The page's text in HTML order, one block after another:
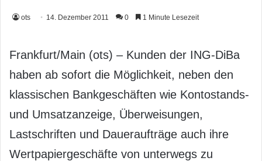
ots 14. Dezember 2011 0 1 Minute Lesezeit
Frankfurt/Main (ots) – Kunden der ING-DiBa
haben ab sofort die Möglichkeit, neben den
klassischen Bankgeschäften wie Kontostands-
und Umsatzanzeige, Überweisungen,
Lastschriften und Daueraufträge auch ihre
Wertpapiergeschäfte von unterwegs zu